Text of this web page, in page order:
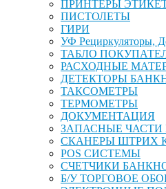
ПРИНТЕРЫ
ПИСТОЛЕТЫ
ГИРИ
УФ Рециркуляторы,
ТАБЛО
РАСХОДНЫЕ
ДЕТЕКТОРЫ
ТАКСОМЕТРЫ
ТЕРМОМЕТРЫ
ДОКУМЕНТАЦИЯ
ЗАПАСНЫЕ
СКАНЕРЫ ШТРИХ
POS СИСТЕМЫ
СЧЕТЧИКИ
Б/У ТОРГОВОЕ